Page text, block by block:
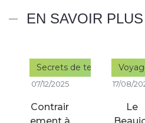
EN SAVOIR
Secrets de terroir : la
07/12/2025
Contrair
17/08/
Le